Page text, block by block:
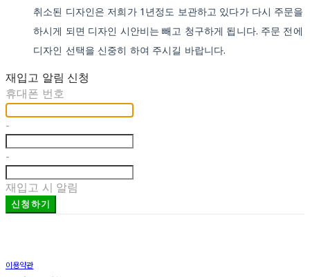
취소된 디자인은 저희가 1년정도 보관하고 있다가 다시 주문을
하시게 되면 디자인 시안비는 빼고 청구하게 됩니다. 주문 전에
디자인 선택을 신중히 하여 주시길 바랍니다.
재입고 알림 신청
휴대폰 번호
-
-
재입고 시 알림
신청하기
이용약관